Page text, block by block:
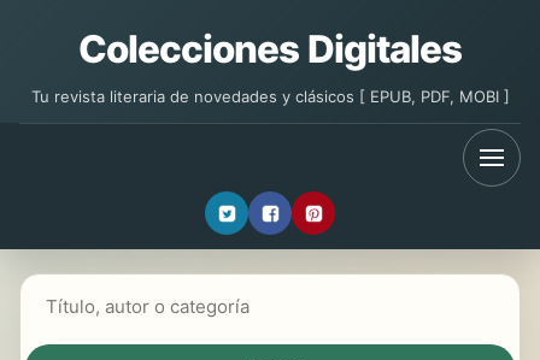
Colecciones Digitales
Tu revista literaria de novedades y clásicos [ EPUB, PDF, MOBI ]